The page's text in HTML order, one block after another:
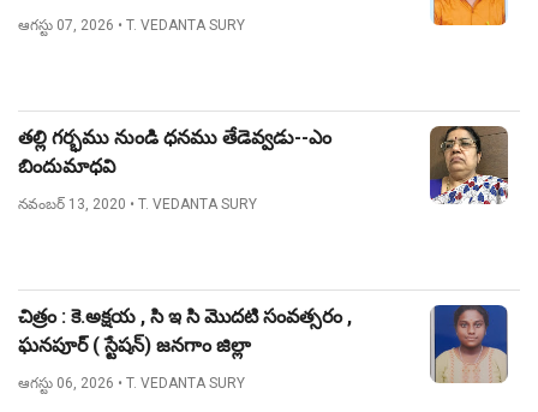
ఆగస్టు 07, 2026 • T. VEDANTA SURY
తల్లి గర్భము నుండి ధనము తేడెవ్వడు--ఎం
బిందుమాధవి
నవంబర్ 13, 2020 • T. VEDANTA SURY
చిత్రం : కె.అక్షయ , సి ఇ సి మొదటి సంవత్సరం ,
ఘనపూర్ ( స్టేషన్) జనగాం జిల్లా
ఆగస్టు 06, 2026 • T. VEDANTA SURY